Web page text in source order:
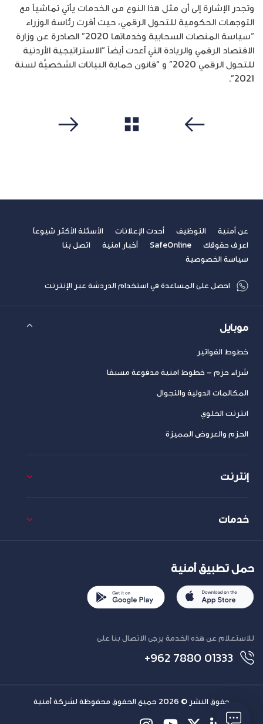
وتجدر الإشارة إلى أن مثل هذا النوع من الخدمات يأتي تماشياً مع
التوجهات الحكومية للتحول الرقمي، حيث أقرت رئاسة الوزراء
“سياسة المنصات السحابية وخدماتها 2020” الصادرة عن وزارة
الاقتصاد الرقمي والريادة التي أعدت أيضاً “الاستراتيجية الأردنية
للتحول الرقمي 2020” و “قانون حماية البيانات الشخصيَّة لسنة
2021”.
عن أمنية التوظيف أحدث الإعلانات
الأسئلة الأكثر شيوعاً
اعرف حقوقك
SafeOnline أخبار امنية
اتصل بنا
سياسة الخصوصية
احصل على المساعدة في استخدام الدردشة عبر الإنترنت
موبايل
خطوط الفواتير
شراء حزم – خطوط امنية مدفوعة مسبقا
المكالمات الدولية والتجوال
انترنت الخلوي
الحزم والعروض المميزة
إنترنت
خدمات
حمل تطبيق أمنية
للاستعلام عن هذه الخدمة يرجى الاتصال بنا على
+962 7880 01333
حقوق النشر © 2026 جميع الحقوق محفوظة لشركة أمنية